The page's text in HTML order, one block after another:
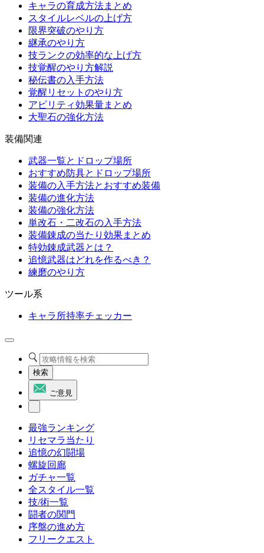
キャラの育成方法まとめ
スタイルレベルの上げ方
限界突破のやり方
継承のやり方
技ランクの効率的な上げ方
技覚醒のやり方解説
秘伝書の入手方法
覚醒リセットのやり方
アビリティ効果量まとめ
大聖石の強化方法
装備関連
武器一覧とドロップ場所
おすすめ防具とドロップ場所
装備の入手方法とおすすめ装備
装備の進化方法
装備の強化方法
単改石・二改石の入手方法
装備錬成の当たり効果まとめ
特効錬成武器とは？
追憶武器はどれを作るべき？
練磨のやり方
ツール系
キャラ所持率チェッカー
検索
ご意見
最強ランキング
リセマラ当たり
追憶の幻闘場
螺旋回廊
ガチャ一覧
全スタイル一覧
技/術一覧
闘者の関門
序盤の進め方
フリークエスト